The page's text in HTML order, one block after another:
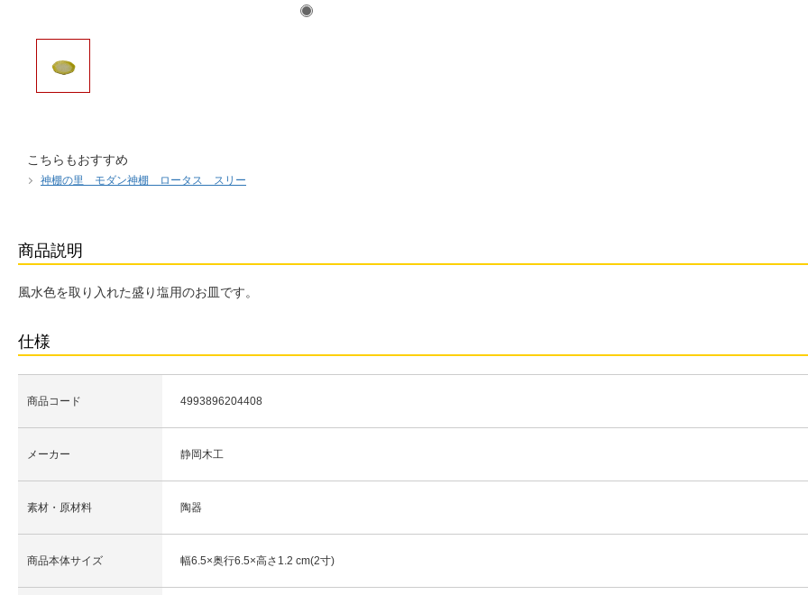
こちらもおすすめ
神棚の里 モダン神棚 ロータス スリー
商品説明
風水色を取り入れた盛り塩用のお皿です。
仕様
商品コード 4993896204408
メーカー 静岡木工
素材・原材料 陶器
商品本体サイズ 幅6.5×奥行6.5×高さ1.2 cm(2寸)